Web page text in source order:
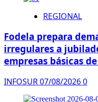
REGIONAL
Fodela prepara
irregulares a
empresas básicas
INFOSUR07/08/20260